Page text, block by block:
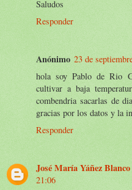
Saludos
Responder
Anónimo 23 de
hola soy Pablo de Rio
cultivar a baja
combendria sacarlas de
gracias por los datos y la
Responder
José María Yáñez Blanco
21:06